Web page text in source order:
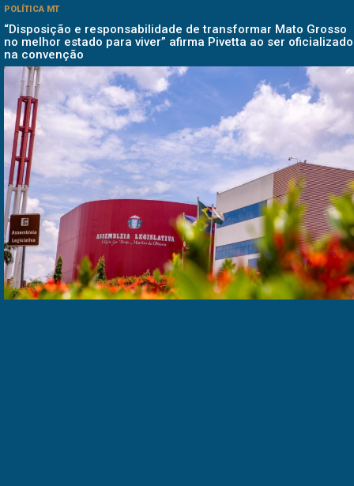
POLÍTICA MT
“Disposição e responsabilidade de transformar Mato Grosso
no melhor estado para viver” afirma Pivetta ao ser oficializado
na convenção